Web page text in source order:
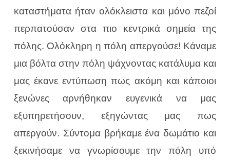
καταστήματα ήταν ολόκλειστα και μόνο πεζοί
περπατούσαν στα πιο κεντρικά σημεία της
πόλης. Ολόκληρη η πόλη απεργούσε! Κάναμε
μια βόλτα στην πόλη ψάχνοντας κατάλυμα και
μας έκανε εντύπωση πως ακόμη και κάποιοι
ξενώνες αρνήθηκαν ευγενικά να μας
εξυπηρετήσουν, εξηγώντας μας πως
απεργούν. Σύντομα βρήκαμε ένα δωμάτιο και
ξεκινήσαμε να γνωρίσουμε την πόλη υπό